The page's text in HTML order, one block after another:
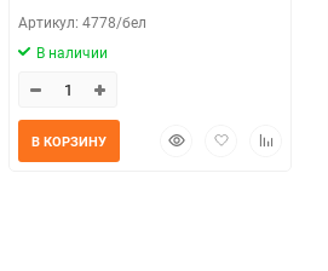
Артикул: 4778/бел
В наличии
БыстрыйДобавитьДобавить
В КОРЗИНУ